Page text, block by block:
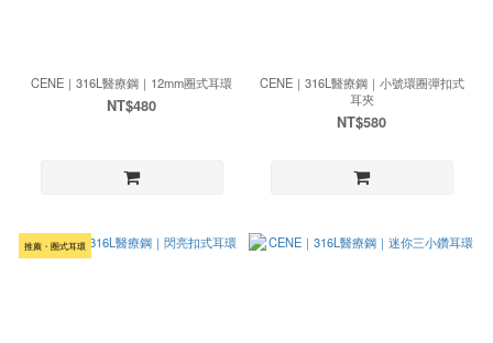
CENE｜316L醫療鋼｜12mm圈式耳環
NT$480
CENE｜316L醫療鋼｜小號環圈彈扣式
耳夾
NT$580
推薦・圈式耳環